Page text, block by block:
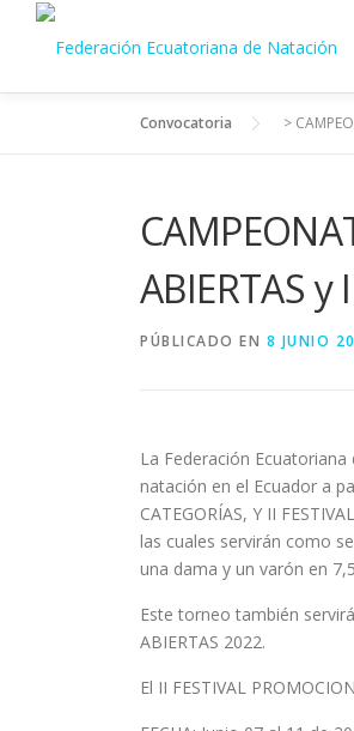
Saltar
Convocatoria >
ABIERTAS y
PÚBLICADO EN 8 JUNIO
La Federación
natación en el Ecuador a
CATEGORÍAS, Y II
las cuales servirán como
una dama y un varón en
Este torneo también
ABIERTAS 2022.
El II FESTIVAL